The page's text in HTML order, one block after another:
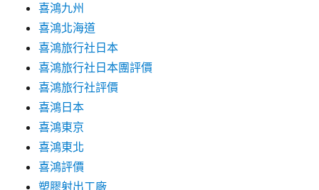
喜鴻九州
喜鴻北海道
喜鴻旅行社日本
喜鴻旅行社日本團評價
喜鴻旅行社評價
喜鴻日本
喜鴻東京
喜鴻東北
喜鴻評價
塑膠射出工廠